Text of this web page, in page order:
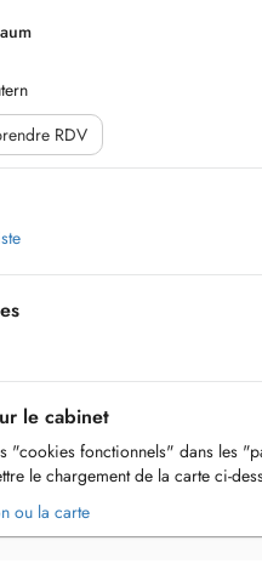
RDV
le cabinet
"cookies fonctionnels" dans les
le chargement de la carte ci-
ou la carte